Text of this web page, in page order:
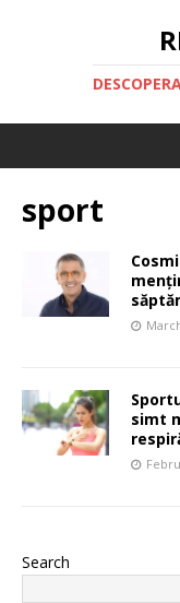
sport
simt
Search